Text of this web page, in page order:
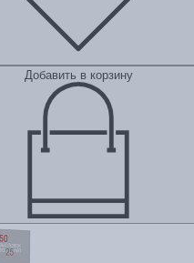
Добавить в корзину